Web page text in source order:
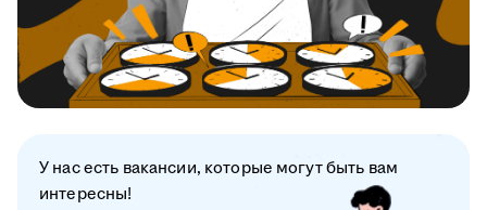
У нас есть вакансии, которые могут быть вам
интересны!